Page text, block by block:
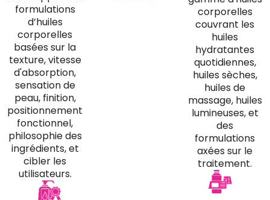
formulations
d’huiles
corporelles
basées sur la
texture, vitesse
d'absorption,
sensation de
peau, finition,
positionnement
fonctionnel,
philosophie des
ingrédients, et
cibler les
utilisateurs.
corporelles
couvrant les
huiles
hydratantes
quotidiennes,
huiles sèches,
huiles de
massage, huiles
lumineuses, et
des
formulations
axées sur le
traitement.